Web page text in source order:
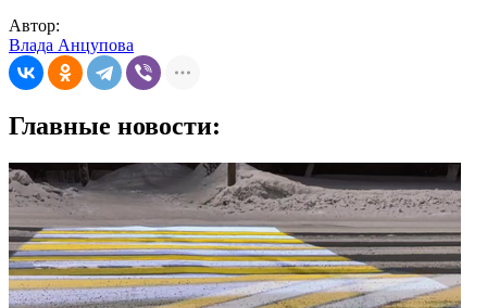
Автор:
Влада Анцупова
Главные новости: